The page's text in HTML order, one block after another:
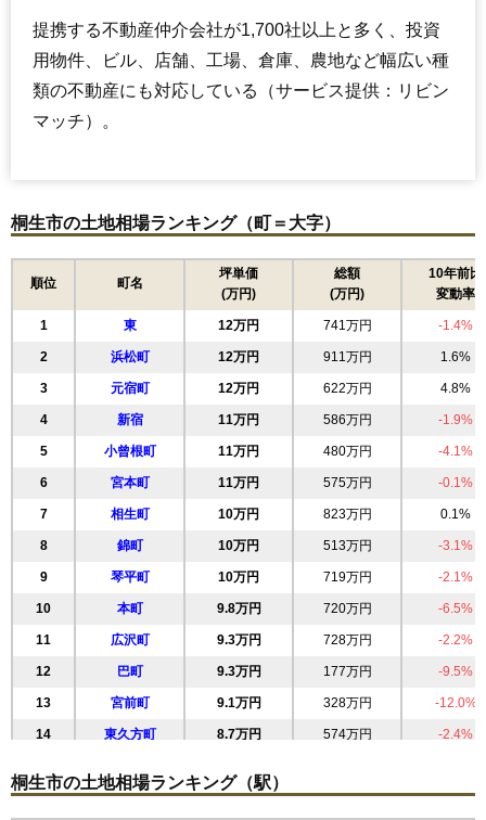
提携する不動産仲介会社が1,700社以上と多く、投資
用物件、ビル、店舗、工場、倉庫、農地など幅広い種
類の不動産にも対応している（サービス提供：リビン
マッチ）。
桐生市の土地相場ランキング（町＝大字）
順位 町名
坪単価
(万円)
総額
(万円)
10年前比
変動率
1 東 12万円 741万円 -1.4%
2 浜松町 12万円 911万円 1.6%
3 元宿町 12万円 622万円 4.8%
4 新宿 11万円 586万円 -1.9%
5 小曾根町 11万円 480万円 -4.1%
6 宮本町 11万円 575万円 -0.1%
7 相生町 10万円 823万円 0.1%
8 錦町 10万円 513万円 -3.1%
9 琴平町 10万円 719万円 -2.1%
10 本町 9.8万円 720万円 -6.5%
11 広沢町 9.3万円 728万円 -2.2%
12 巴町 9.3万円 177万円 -9.5%
13 宮前町 9.1万円 328万円 -12.0%
14 東久方町 8.7万円 574万円 -2.4%
16 境野町 8.0万円 626万円 -6.1%
桐生市の土地相場ランキング（駅）